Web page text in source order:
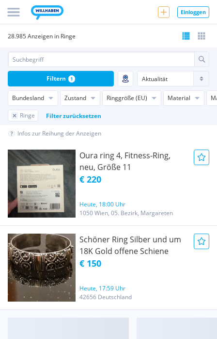
Einloggen
28.985 Anzeigen in Ringe
Bundesland Zustand Ringgröße (EU) Material
Ringe Filter zurücksetzen
Filtern 1
Infos zur Reihung der Anzeigen
Oura ring 4, Fitness-Ring,
neu, Größe 11
€ 220
Heute, 18:00 Uhr
1050 Wien, 05. Bezirk, Margareten
Schöner Ring Silber und um
18K Gold offene Schiene
€ 150
Heute, 17:59 Uhr
42656 Deutschland